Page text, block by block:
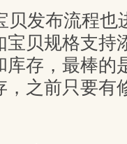
贝发布流程也
宝贝规格支持
存，最棒的
，之前只要有